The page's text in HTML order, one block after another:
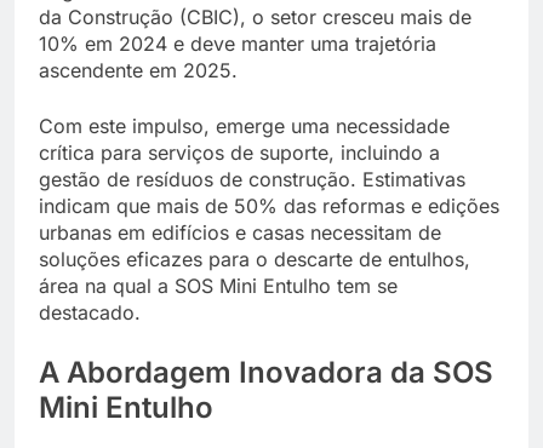
da Construção (CBIC), o setor cresceu mais de
10% em 2024 e deve manter uma trajetória
ascendente em 2025.
Com este impulso, emerge uma necessidade
crítica para serviços de suporte, incluindo a
gestão de resíduos de construção. Estimativas
indicam que mais de 50% das reformas e edições
urbanas em edifícios e casas necessitam de
soluções eficazes para o descarte de entulhos,
área na qual a SOS Mini Entulho tem se
destacado.
A Abordagem Inovadora da SOS
Mini Entulho